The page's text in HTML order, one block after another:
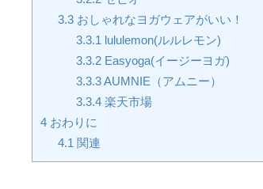
3.3 おしゃれなヨガウェアがいい！
3.3.1 lululemon(ルルレモン)
3.3.2Easyoga(イージーヨガ)
3.3.3AUMNIE（アムニー）
3.3.4楽天市場
4おわりに
4.1 関連